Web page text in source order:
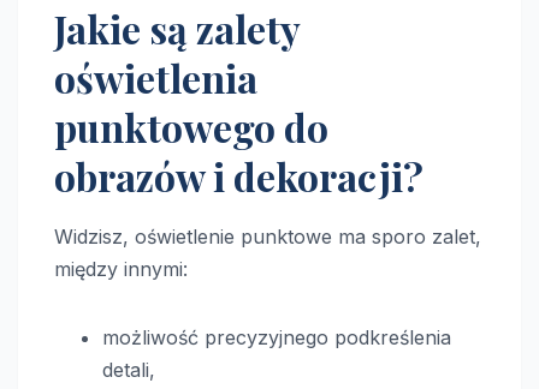
Jakie są zalety
oświetlenia
punktowego do
obrazów i dekoracji?
Widzisz, oświetlenie punktowe ma sporo zalet,
między innymi:
możliwość precyzyjnego podkreślenia
detali,